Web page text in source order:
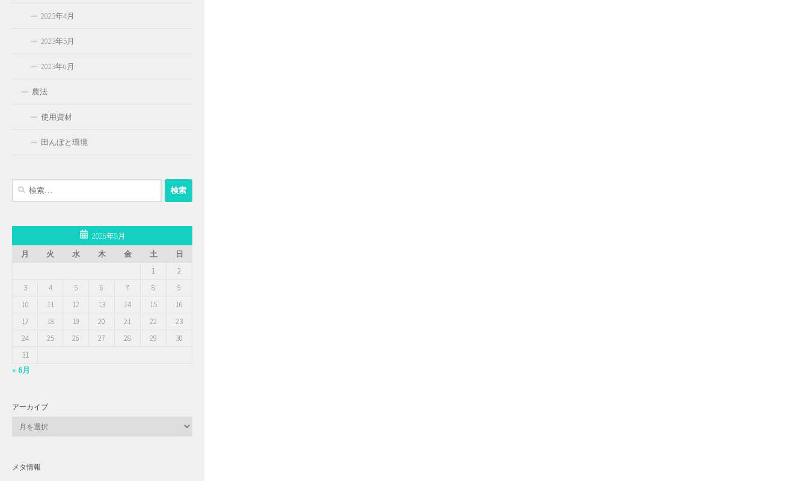
2023年4月
2023年5月
2023年6月
農法
使用資材
田んぼと環境
検
2026年8月
月
火 水 木 金 土
日
1
2
3
4 5 6 7 8
9
10
11 12 13 14 15
16
17
18 19 20 21 22
23
24
25 26 27 28 29
30
31
« 6月
アーカイブ
ブ
メタ情報